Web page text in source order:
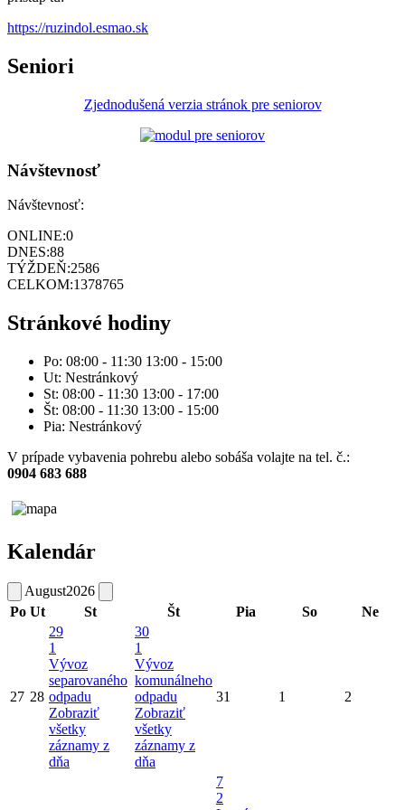
https://ruzindol.esmao.sk
Seniori
Zjednodušená verzia stránok pre seniorov
Návštevnosť
Návštevnosť:
ONLINE:0
DNES:88
TÝŽDEŇ:2586
CELKOM:1378765
Stránkové hodiny
Po: 08:00 - 11:30 13:00 - 15:00
Ut: Nestránkový
St: 08:00 - 11:30 13:00 - 17:00
Št: 08:00 - 11:30 13:00 - 15:00
Pia: Nestránkový
V prípade vybavenia pohrebu alebo sobáša volajte na tel. č.:
0904 683 688
Kalendár
August2026
Po Ut St Št Pia So Ne
27 28
29
1
Vývoz
separovaného
odpadu
Zobraziť
všetky
záznamy z
dňa
30
1
Vývoz
komunálneho
odpadu
Zobraziť
všetky
záznamy z
dňa
31 1 2
7
2